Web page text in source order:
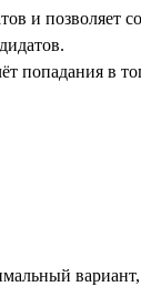
и позволяет
попадания в